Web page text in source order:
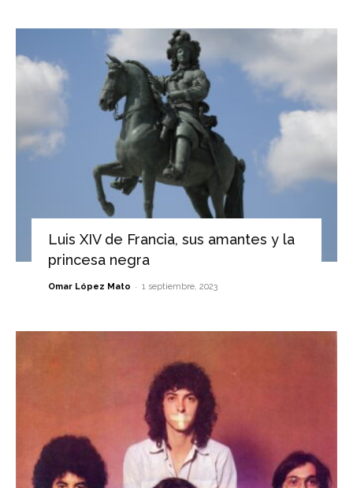
Luis XIV de Francia, sus amantes y la
princesa negra
Omar López Mato - 1 septiembre, 2023